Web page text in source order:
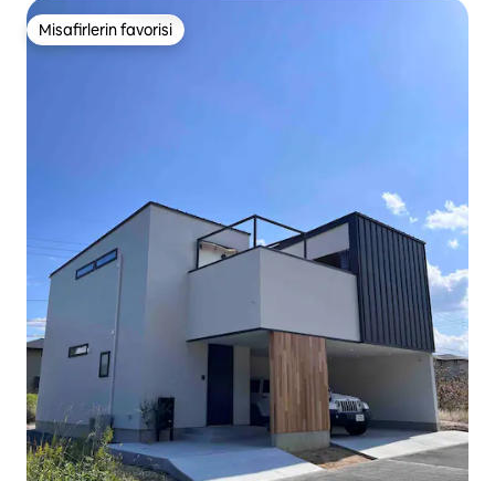
Misafirlerin favorisi
Misafirlerin favorisi